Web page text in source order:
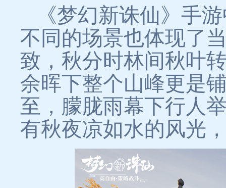
《梦幻新诛仙》手
不同的场景也体现了
致，秋分时林间秋叶
余晖下整个山峰更是
至，朦胧雨幕下行人
有秋夜凉如水的风光